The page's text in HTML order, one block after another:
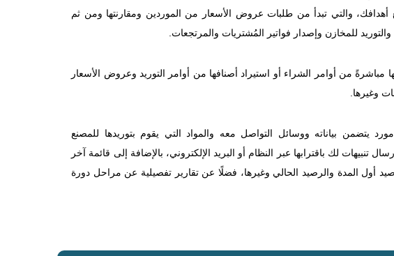
أهدافك، والتي تبدأ من طلبات عروض الأسعار من الموردين ومقارنتها ومن ثم
للمخازن وإصدار فواتير المُشتريات والمرتجعات.
مباشرةً من أوامر الشراء أو استيراد أصنافها من أوامر التوريد وعروض الأسعار
وغيرها.
يتضمن بياناته ووسائل التواصل معه والمواد التي يقوم بتوريدها للمصنع
تنبيهات لك باقترابها عبر النظام أو البريد الإلكتروني، بالإضافة إلى قائمة آخر
أول المدة والرصيد الحالي وغيرها، فضلًا عن تقارير تفصيلية عن مراحل دورة